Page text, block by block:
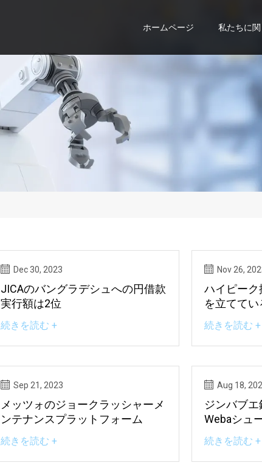
ホームページ 私たちに
Dec 30, 2023
JICAのバングラデシュへの円借款
実行額は2位
続きを読む +
Nov 26,
ハイピー
を立ててい
続きを読む +
Sep 21, 2023
メッツォのジョークラッシャーメ
ンテナンスプラットフォーム
続きを読む +
Aug 18,
ジンバブ
Webaシュ
続きを読む +